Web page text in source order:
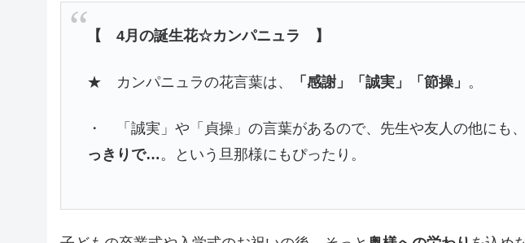
【 4月の誕生花☆カンパニュラ 】
★ カンパニュラの花言葉は、 「感謝」「誠実」「節操」 。
・ 「誠実」や「貞操」の言葉があるので、先生や友人の他にも
っきりで…。という旦那様にもぴったり。